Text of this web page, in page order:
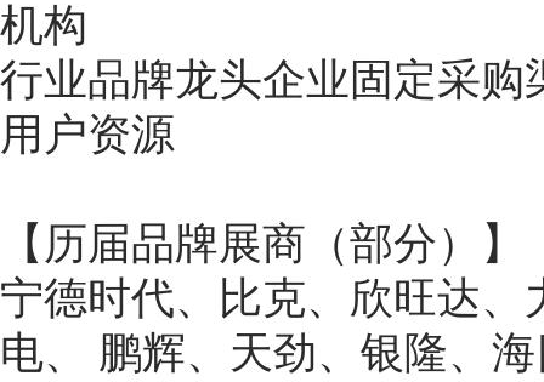
机构
行业品牌龙头企业固定采
用户资源
【历届品牌展商（部分）】
宁德时代、比克、欣旺达
电、 鹏辉、天劲、银隆、